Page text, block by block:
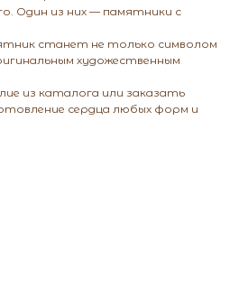
Один из них — памятники с
станет не только символом
художественным
из каталога или заказать
сердца любых форм и